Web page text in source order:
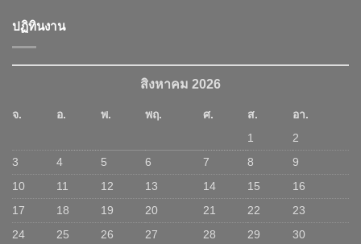
ปฏิทินงาน
สิงหาคม 2026
จ. อ. พ. พฤ. ศ. ส.
อา.
1
2
3
4 5 6 7 8
9
10
11 12 13 14 15
16
17
18 19 20 21 22
23
24
25 26 27 28 29
30